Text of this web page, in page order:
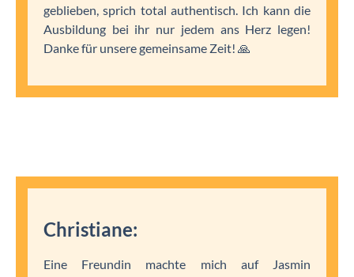
geblieben, sprich total authentisch. Ich kann die
Ausbildung bei ihr nur jedem ans Herz legen!
Danke für unsere gemeinsame Zeit! 🙏
Christiane:
Eine Freundin machte mich auf Jasmin